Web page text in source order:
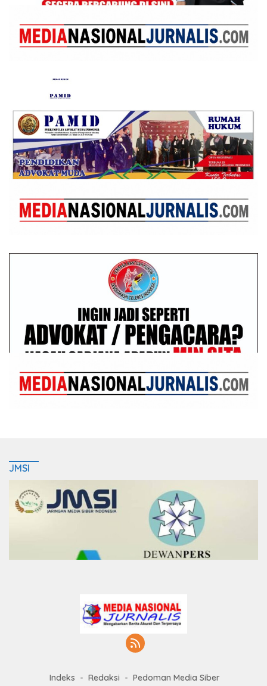
JMSI
Indeks Redaksi Pedoman Media Siber